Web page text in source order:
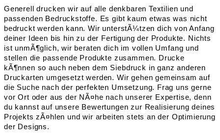
Generell drucken wir auf alle denkbaren Textilien und
passenden Bedruckstoffe. Es gibt kaum etwas was nicht
bedruckt werden kann. Wir unterstÃ¼tzen dich von Anfang
deiner Ideen bis hin zu der Fertigung der Produkte. Nichts
ist unmÃ¶glich, wir beraten dich im vollen Umfang und
stellen die passende Produkte zusammen. Drucke
kÃ¶nnen so auch neben dem Siebdruck in ganz anderen
Druckarten umgesetzt werden. Wir gehen gemeinsam auf
die Suche nach der perfekten Umsetzung. Frag uns gerne
vor Ort oder aus der NÃ¤he nach unserer Expertise, denn
du kannst auf unsere Bewertungen zur Realisierung deines
Projekts zÃ¤hlen und wir arbeiten stets an der Optimierung
der Designs.